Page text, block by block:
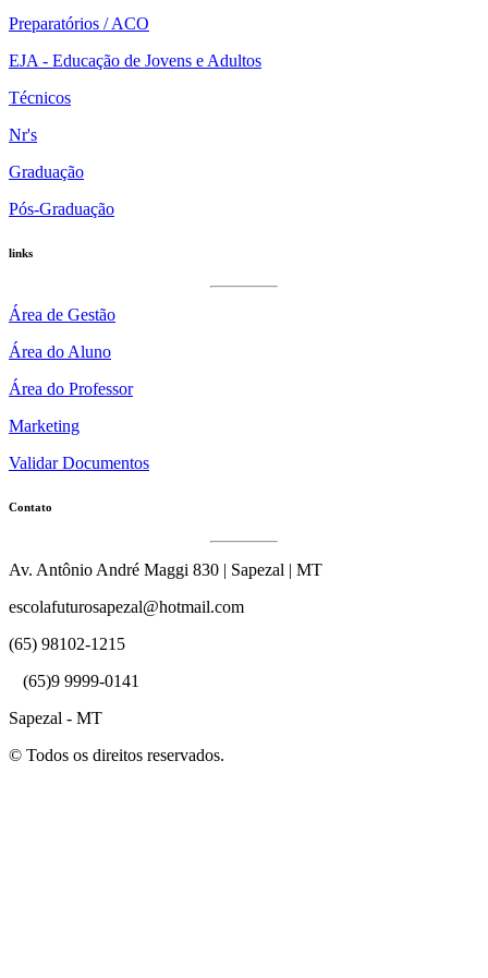
Preparatórios / ACO
EJA - Educação de Jovens e Adultos
Técnicos
Nr's
Graduação
Pós-Graduação
links
Área de Gestão
Área do Aluno
Área do Professor
Marketing
Validar Documentos
Contato
Av. Antônio André Maggi 830 | Sapezal | MT
escolafuturosapezal@hotmail.com
(65) 98102-1215
(65)9 9999-0141
Sapezal - MT
© Todos os direitos reservados.